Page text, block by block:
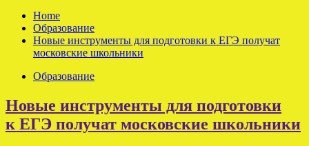
Home
Образование
Новые инструменты для подготовки к ЕГЭ получат
московские школьники
Образование
Новые инструменты для подготовки
к ЕГЭ получат московские школьники